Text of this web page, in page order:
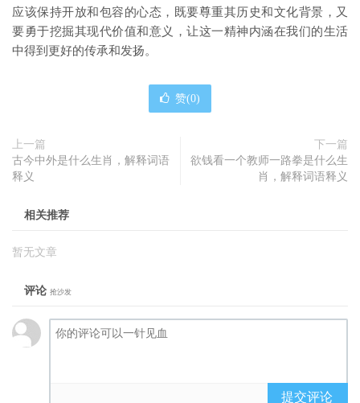
应该保持开放和包容的心态，既要尊重其历史和文化背景，又
要勇于挖掘其现代价值和意义，让这一精神内涵在我们的生活
中得到更好的传承和发扬。
赞(0)
上一篇
古今中外是什么生肖，解释词语
释义
下一篇
欲钱看一个教师一路拳是什么生
肖，解释词语释义
相关推荐
暂无文章
评论 抢沙发
提交评论